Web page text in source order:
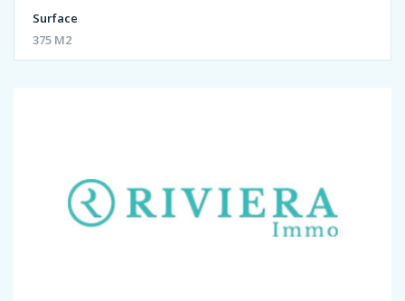
Surface
375 M2